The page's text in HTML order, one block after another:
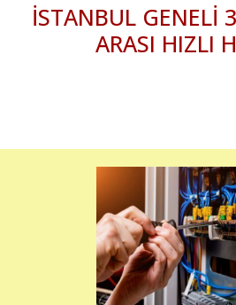
İSTANBUL GENELİ
ARASI HIZLI